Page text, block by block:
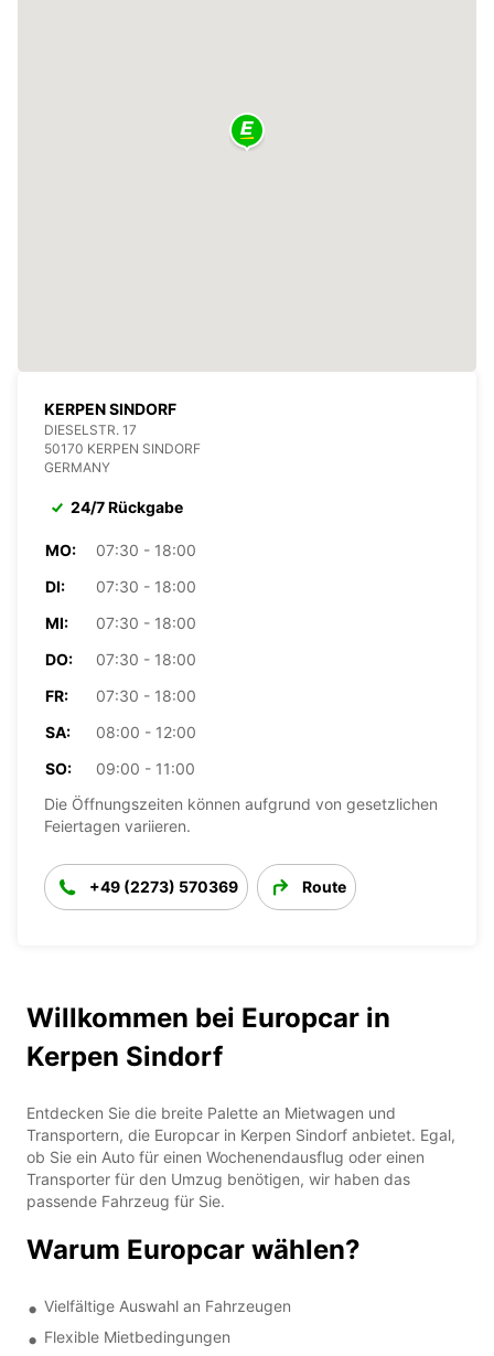
KERPEN SINDORF
DIESELSTR. 17
50170 KERPEN SINDORF
GERMANY
24/7 Rückgabe
MO:
07:30 - 18:00
DI:
07:30 - 18:00
MI:
07:30 - 18:00
DO:
07:30 - 18:00
FR:
07:30 - 18:00
SA:
08:00 - 12:00
SO:
09:00 - 11:00
Die Öffnungszeiten können aufgrund von gesetzlichen
Feiertagen variieren.
+49 (2273) 570369 Route
Willkommen bei Europcar in
Kerpen Sindorf
Entdecken Sie die breite Palette an Mietwagen und
Transportern, die Europcar in Kerpen Sindorf anbietet. Egal,
ob Sie ein Auto für einen Wochenendausflug oder einen
Transporter für den Umzug benötigen, wir haben das
passende Fahrzeug für Sie.
Warum Europcar wählen?
Vielfältige Auswahl an Fahrzeugen
Flexible Mietbedingungen